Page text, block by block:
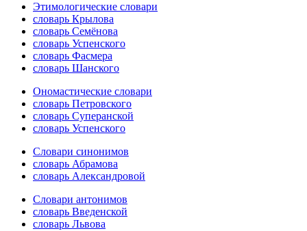
Этимологические словари
словарь Крылова
словарь Семёнова
словарь Успенского
словарь Фасмера
словарь Шанского
Ономастические словари
словарь Петровского
словарь Суперанской
словарь Успенского
Словари синонимов
словарь Абрамова
словарь Александровой
Словари антонимов
словарь Введенской
словарь Львова